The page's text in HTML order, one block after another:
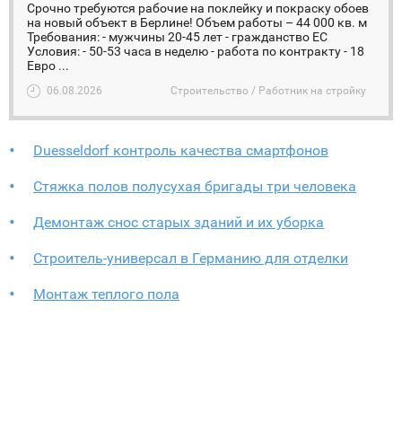
Срочно требуются рабочие на поклейку и покраску обоев
на новый объект в Берлине! Объем работы – 44 000 кв. м
Требования: - мужчины 20-45 лет - гражданство ЕС
Условия: - 50-53 часа в неделю - работа по контракту - 18
Евро ...
06.08.2026 Строительство / Работник на стройку
Duesseldorf контроль качества смартфонов
Стяжка полов полусухая бригады три человека
Демонтаж снос старых зданий и их уборка
Строитель-универсал в Германию для отделки
Монтаж теплого пола